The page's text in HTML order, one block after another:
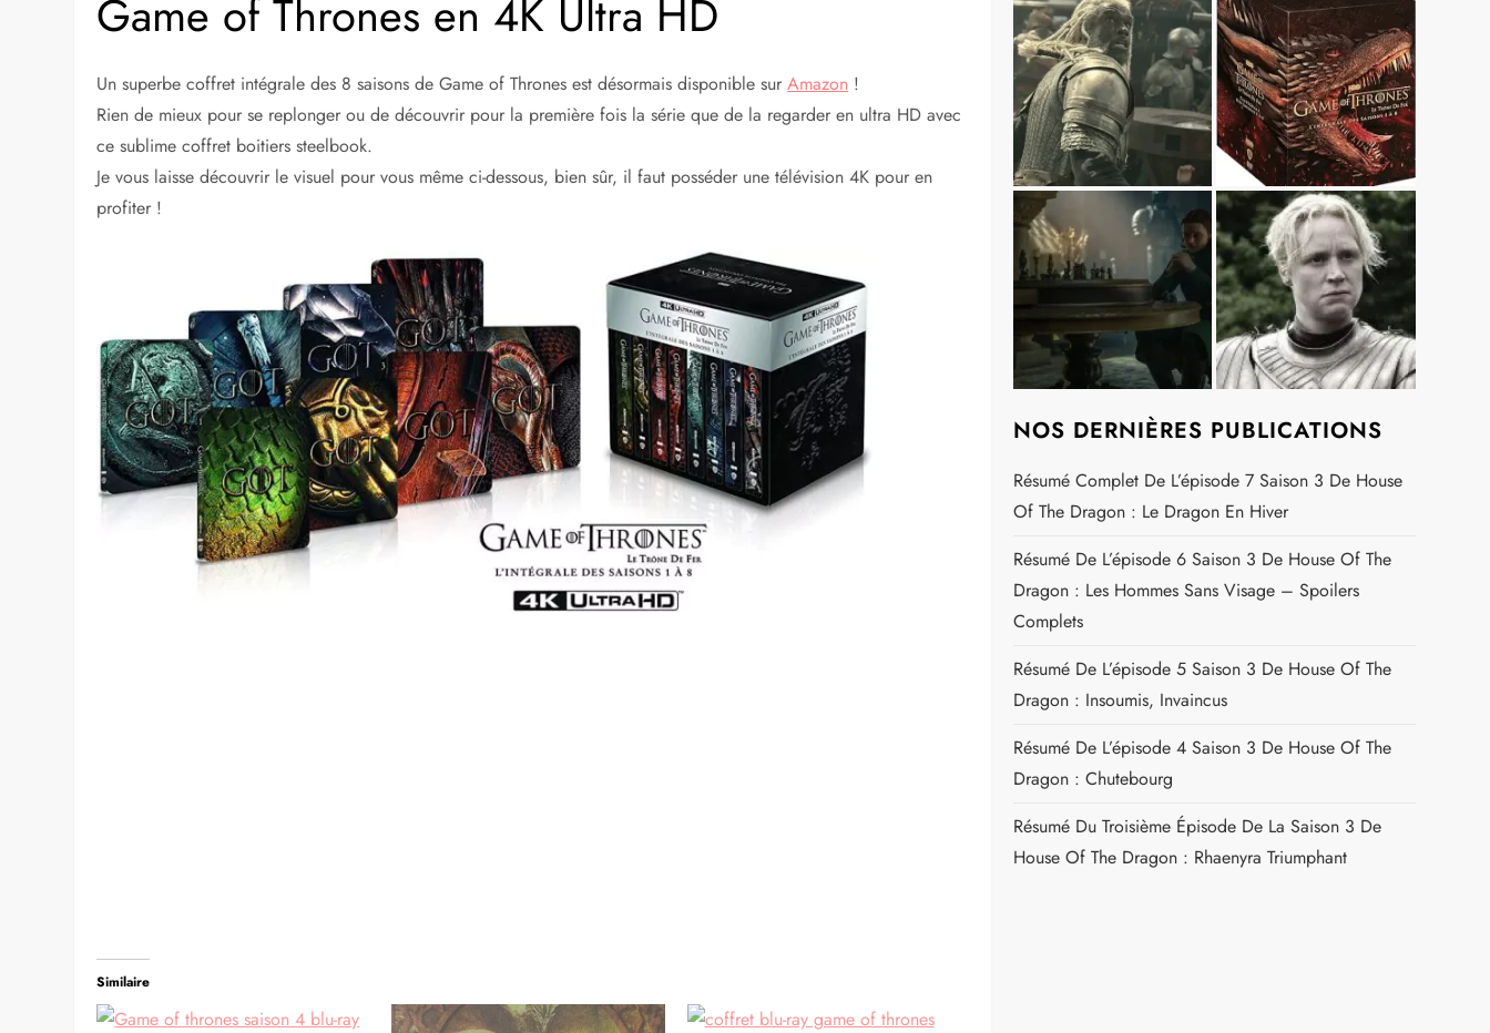
Game of Thrones en 4K Ultra HD
Un superbe coffret intégrale des 8 saisons de Game of Thrones est désormais disponible surAmazon !
Rien de mieux pour se replonger ou de découvrir pour la première fois la série que de la regarder en ultra HD avec
ce sublime coffret boitiers steelbook.
Je vous laisse découvrir le visuel pour vous même ci-dessous, bien sûr, il faut posséder une télévision 4K pour en
profiter !
Similaire
NOS DERNIÈRES PUBLICATIONS
Résumé Complet De L’épisode 7 Saison 3 De House
Of The Dragon : Le Dragon En Hiver
Résumé De L’épisode 6 Saison 3 De House Of The
Dragon : Les Hommes Sans Visage – Spoilers
Complets
Résumé De L’épisode 5 Saison 3 De House Of The
Dragon : Insoumis, Invaincus
Résumé De L’épisode 4 Saison 3 De House Of The
Dragon : Chutebourg
Résumé Du Troisième Épisode De La Saison 3 De
House Of The Dragon : Rhaenyra Triumphant